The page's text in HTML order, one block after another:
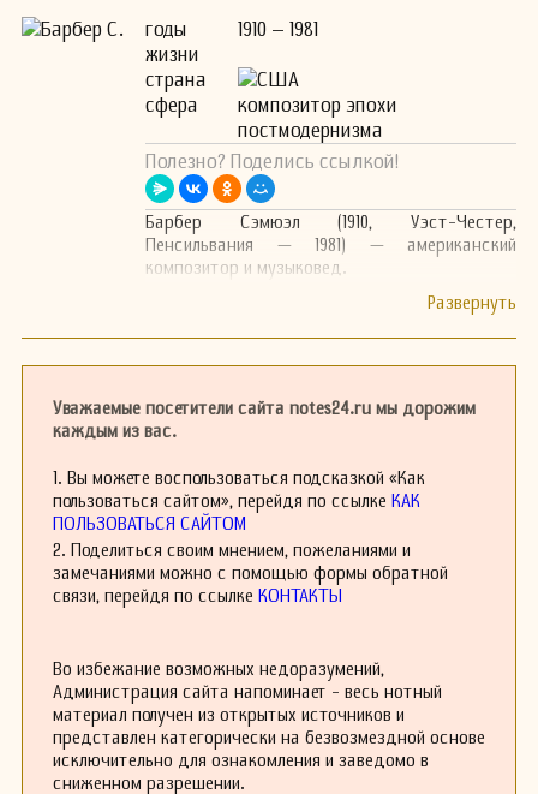
годы
жизни
1910 – 1981
страна
США
сфера
композитор эпохи
постмодернизма
Полезно? Поделись ссылкой!
Барбер Сэмюэл (1910, Уэст-Честер,
Пенсильвания — 1981) — американский
композитор и музыковед.
Уважаемые посетители сайта notes24.ru мы дорожим
каждым из вас.
1. Вы можете воспользоваться подсказкой «Как
пользоваться сайтом», перейдя по ссылке КАК
ПОЛЬЗОВАТЬСЯ САЙТОМ
2. Поделиться своим мнением, пожеланиями и
замечаниями можно с помощью формы обратной
связи, перейдя по ссылке КОНТАКТЫ
Во избежание возможных недоразумений,
Администрация сайта напоминает - весь нотный
материал получен из открытых источников и
представлен категорически на безвозмездной основе
исключительно для ознакомления и заведомо в
сниженном разрешении.